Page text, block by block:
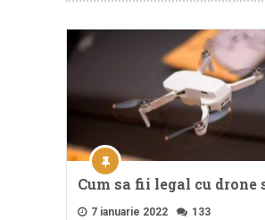
Cum sa fii legal cu drone
7 ianuarie 2022 133